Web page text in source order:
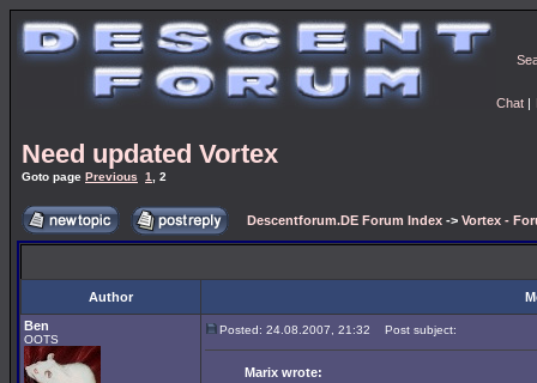
Chat |
Need updated Vortex
Goto page Previous 1 2
Descentforum.DE Forum Index -> Vortex -
Author
Ben
OOTS
Posted: 24.08.2007, 21:32 Post subject:
Marix wrote: